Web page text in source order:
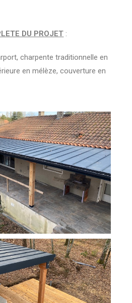
DU PROJET :
charpente traditionnelle en
en mélèze, couverture en